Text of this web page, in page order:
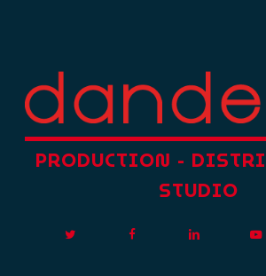
PRODUCTION -
STUDIO